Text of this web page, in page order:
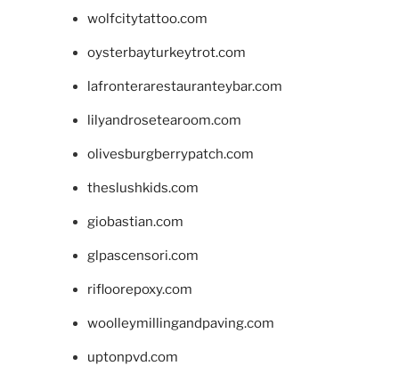
wolfcitytattoo.com
oysterbayturkeytrot.com
lafronterarestauranteybar.com
lilyandrosetearoom.com
olivesburgberrypatch.com
theslushkids.com
giobastian.com
glpascensori.com
rifloorepoxy.com
woolleymillingandpaving.com
uptonpvd.com